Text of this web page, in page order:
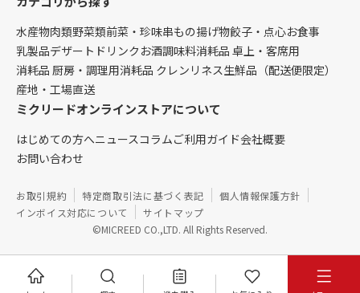
水産物肉類野菜類前菜・珍味串もの揚げ物餃子・点心お食事
乳製品デザート ドリンク お酒調味料消耗品 卓上・客席用
消耗品 厨房・調理用消耗品 クレンリネス生鮮品（配送便限定）
産地・工場直送
ミクリードオンラインストアについて
はじめての方へニュースコラムご利用ガイド会社概要
お問い合わせ
©MICREED CO.,LTD. All Rights Reserved.
お取引規約 特定商取引法に基づく表記
個人情報保護方針
インボイス対応について
サイトマップ